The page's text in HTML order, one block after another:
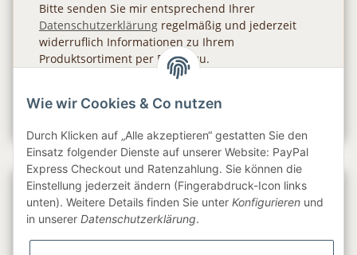
Bitte senden Sie mir entsprechend Ihrer
Datenschutzerklärung regelmäßig und jederzeit
widerruflich Informationen zu Ihrem
Produktsortiment per E-Mail zu.
Gesetzliche Informationen
Wie wir Cookies & Co nutzen
Durch Klicken auf „Alle akzeptieren“ gestatten Sie den
Einsatz folgender Dienste auf unserer Website: PayPal
Express Checkout und Ratenzahlung. Sie können die
Einstellung jederzeit ändern (Fingerabdruck-Icon links
unten). Weitere Details finden Sie unter Konfigurieren und
in unserer Datenschutzerklärung.